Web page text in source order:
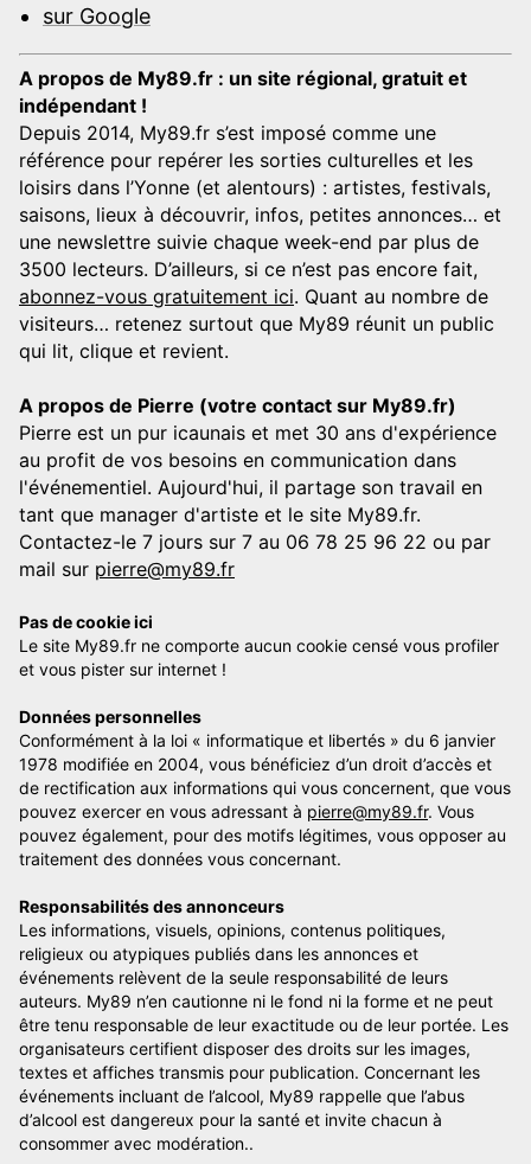
sur Google
A propos de My89.fr : un site régional, gratuit et
indépendant !
Depuis 2014, My89.fr s’est imposé comme une
référence pour repérer les sorties culturelles et les
loisirs dans l’Yonne (et alentours) : artistes, festivals,
saisons, lieux à découvrir, infos, petites annonces… et
une newslettre suivie chaque week-end par plus de
3500 lecteurs. D’ailleurs, si ce n’est pas encore fait,
abonnez-vous gratuitement ici. Quant au nombre de
visiteurs… retenez surtout que My89 réunit un public
qui lit, clique et revient.
A propos de Pierre (votre contact sur My89.fr)
Pierre est un pur icaunais et met 30 ans d'expérience
au profit de vos besoins en communication dans
l'événementiel. Aujourd'hui, il partage son travail en
tant que manager d'artiste et le site My89.fr.
Contactez-le 7 jours sur 7 au 06 78 25 96 22 ou par
mail sur pierre@my89.fr
Pas de cookie ici
Le site My89.fr ne comporte aucun cookie censé vous profiler
et vous pister sur internet !
Données personnelles
Conformément à la loi « informatique et libertés » du 6 janvier
1978 modifiée en 2004, vous bénéficiez d’un droit d’accès et
de rectification aux informations qui vous concernent, que vous
pouvez exercer en vous adressant à pierre@my89.fr. Vous
pouvez également, pour des motifs légitimes, vous opposer au
traitement des données vous concernant.
Responsabilités des annonceurs
Les informations, visuels, opinions, contenus politiques,
religieux ou atypiques publiés dans les annonces et
événements relèvent de la seule responsabilité de leurs
auteurs. My89 n’en cautionne ni le fond ni la forme et ne peut
être tenu responsable de leur exactitude ou de leur portée. Les
organisateurs certifient disposer des droits sur les images,
textes et affiches transmis pour publication. Concernant les
événements incluant de l’alcool, My89 rappelle que l’abus
d’alcool est dangereux pour la santé et invite chacun à
consommer avec modération..